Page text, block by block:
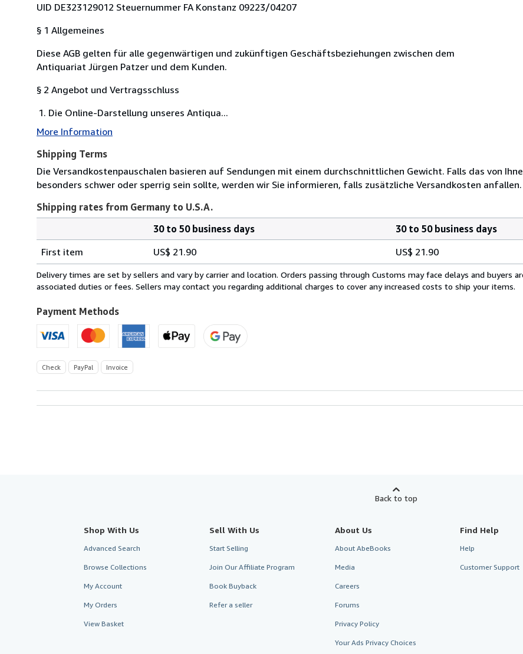
UID DE323129012 Steuernummer FA Konstanz 09223/04207
§ 1 Allgemeines
Diese AGB gelten für alle gegenwärtigen und zukünftigen Geschäftsbeziehungen zwischen dem
Antiquariat Jürgen Patzer und dem Kunden.
§ 2 Angebot und Vertragsschluss
Die Online-Darstellung unseres Antiqua...
More Information
Shipping Terms
Die Versandkostenpauschalen basieren auf Sendungen mit einem durchschnittlichen Gewicht. Falls das von
besonders schwer oder sperrig sein sollte, werden wir Sie informieren, falls zusätzliche Versandkosten anfallen.
Shipping rates from Germany to U.S.A.
rates
from
Germany
U.S.A.
30 to 50 business days
30 to 50 business days
First item
US$ 21.90 US$ 21.90
Delivery times are set by sellers and vary by carrier and location. Orders passing through Customs may face delays and buyers
associated duties or fees. Sellers may contact you regarding additional charges to cover any increased costs to ship your items.
Payment Methods
Check PayPal Invoice
Back to top
Shop With Us
Advanced Search
Browse Collections
My Account
My Orders
View Basket
Sell With Us
Start Selling
Join Our Affiliate Program
Book Buyback
Refer a seller
About Us
About AbeBooks
Media
Careers
Forums
Privacy Policy
Your Ads Privacy Choices
Find Help
Help
Customer Support